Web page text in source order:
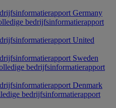
Germany
United
Sweden
Denmark